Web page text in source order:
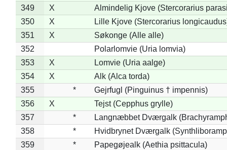
349 X
Almindelig Kjove (Stercorarius
350
X
Lille Kjove (Stercorarius
351
X
Søkonge (Alle alle)
352
Polarlomvie (Uria lomvia)
353
X
Lomvie (Uria aalge)
354
X
Alk (Alca torda)
355
*
Gejrfugl (Pinguinus † impennis)
356
X
Tejst (Cepphus grylle)
357
*
Langnæbbet Dværgalk
358
*
Hvidbrynet Dværgalk
359
*
Papegøjealk (Aethia psittacula)